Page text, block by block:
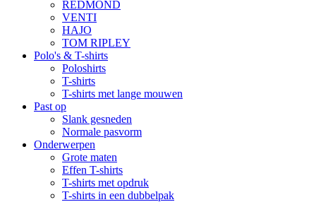
REDMOND
VENTI
HAJO
TOM RIPLEY
Polo's & T-shirts
Poloshirts
T-shirts
T-shirts met lange mouwen
Past op
Slank gesneden
Normale pasvorm
Onderwerpen
Grote maten
Effen T-shirts
T-shirts met opdruk
T-shirts in een dubbelpak